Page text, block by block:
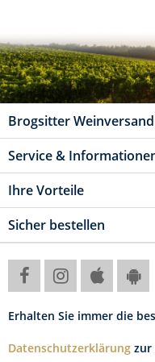
Brogsitter Weinversand
Service &
Ihre Vorteile
Sicher bestellen
Erhalten Sie immer die
Datenschutzerklärung zur